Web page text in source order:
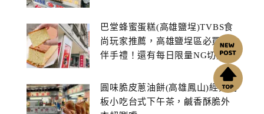
巴堂蜂蜜蛋糕(高雄鹽埕)TVBS食
尚玩家推薦，高雄鹽埕區必買的
伴手禮！還有每日限量NG切邊蛋
圓味脆皮蔥油餅(高雄鳳山)經典銅
板小吃台式下午茶，鹹香酥脆外